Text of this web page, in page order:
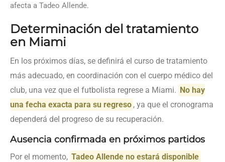
afecta a Tadeo Allende.
Determinación del tratamiento
en Miami
En los próximos días, se definirá el curso de tratamiento
más adecuado, en coordinación con el cuerpo médico del
club, una vez que el futbolista regrese a Miami. No hay
una fecha exacta para su regreso , ya que el cronograma
dependerá del progreso de su recuperación.
Ausencia confirmada en próximos partidos
Por el momento, Tadeo Allende no estará disponible